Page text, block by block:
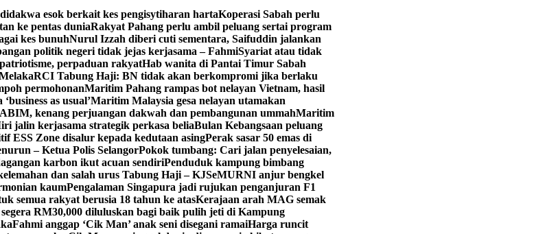
esok berkait kes pengisytiharan hartaKoperasi Sabah perlu
ke pentas duniaRakyat Pahang perlu ambil peluang sertai program
kes bunuhNurul Izzah diberi cuti sementara, Saifuddin jalankan
politik negeri tidak jejas kerjasama – FahmiSyariat atau tidak
perpaduan rakyatHab wanita di Pantai Timur Sabah
RCI Tabung Haji: BN tidak akan berkompromi jika berlaku
permohonanMaritim Pahang rampas bot nelayan Vietnam, hasil
as usual’Maritim Malaysia gesa nelayan utamakan
kenang perjuangan dakwah dan pembangunan ummahMaritim
jalin kerjasama strategik perkasa beliaBulan Kebangsaan peluang
ESS Zone disalur kepada kedutaan asingPerak sasar 50 emas di
– Ketua Polis SelangorPokok tumbang: Cari jalan penyelesaian,
karbon ikut acuan sendiriPenduduk kampung bimbang
dan salah urus Tabung Haji – KJSeMURNI anjur bengkel
kaumPengalaman Singapura jadi rujukan penganjuran F1
semua rakyat berusia 18 tahun ke atasKerajaan arah MAG semak
RM30,000 diluluskan bagi baik pulih jeti di Kampung
Fahmi anggap ‘Cik Man’ anak seni disegani ramaiHarga runcit